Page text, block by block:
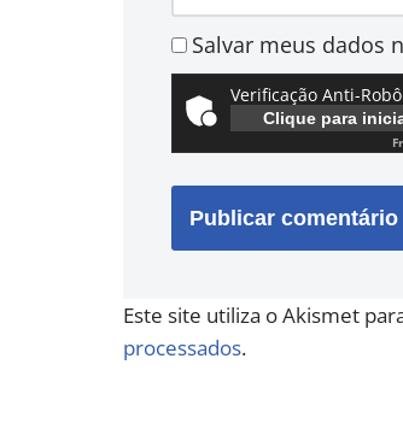
Salvar meus dados
Verificação Anti-Robô
Clique para
Este site utiliza o Akismet
processados.